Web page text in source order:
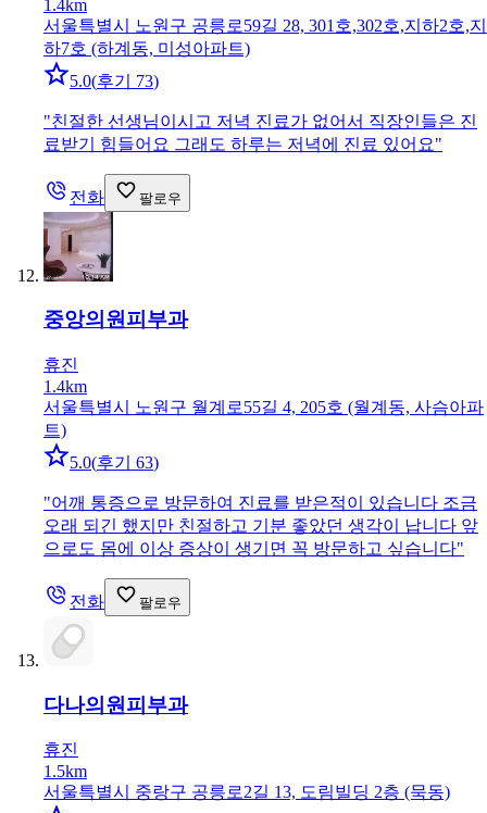
1.4km
서울특별시 노원구 공릉로59길 28, 301호,302호,지하2호,지
하7호 (하계동, 미성아파트)
5.0(후기 73)
"친절한 선생님이시고 저녁 진료가 없어서 직장인들은 진
료받기 힘들어요 그래도 하루는 저녁에 진료 있어요"
전화 팔로우
중앙의원피부과
휴진
1.4km
서울특별시 노원구 월계로55길 4, 205호 (월계동, 사슴아파
트)
5.0(후기 63)
"어깨 통증으로 방문하여 진료를 받은적이 있습니다 조금
오래 되긴 했지만 친절하고 기분 좋았던 생각이 납니다 앞
으로도 몸에 이상 증상이 생기면 꼭 방문하고 싶습니다"
전화 팔로우
다나의원 피부과
휴진
1.5km
서울특별시 중랑구 공릉로2길 13, 도림빌딩 2층 (묵동)